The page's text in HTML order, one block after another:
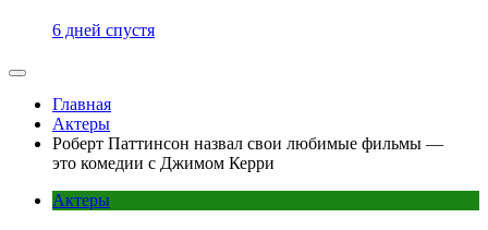
6 дней спустя
Главная
Актеры
Роберт Паттинсон назвал свои любимые фильмы —
это комедии с Джимом Керри
Актеры